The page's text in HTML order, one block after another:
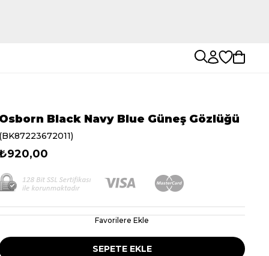
Osborn Black Navy Blue Güneş Gözlüğü
(BK87223672011)
Favorilere Ekle